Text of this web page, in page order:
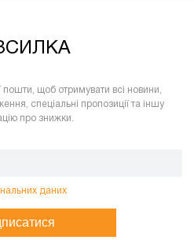
пошти, щоб отримувати всі новини,
спеціальні пропозиції та іншу
про знижки.
даних